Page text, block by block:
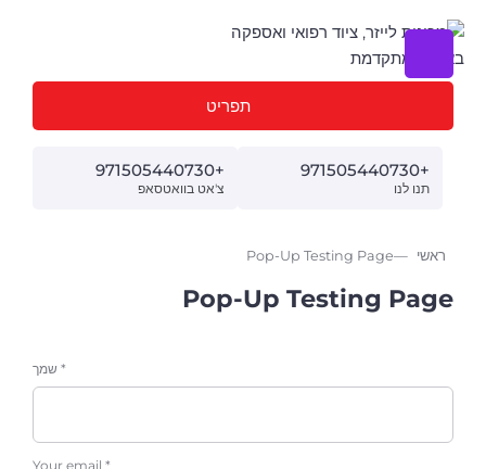
תפריט
+971505440730
תנו לנו
+971505440730
צ'אט בוואטסאפ
ראשי Pop-Up Testing Page
Pop-Up Testing Page
שמך *
Your email *